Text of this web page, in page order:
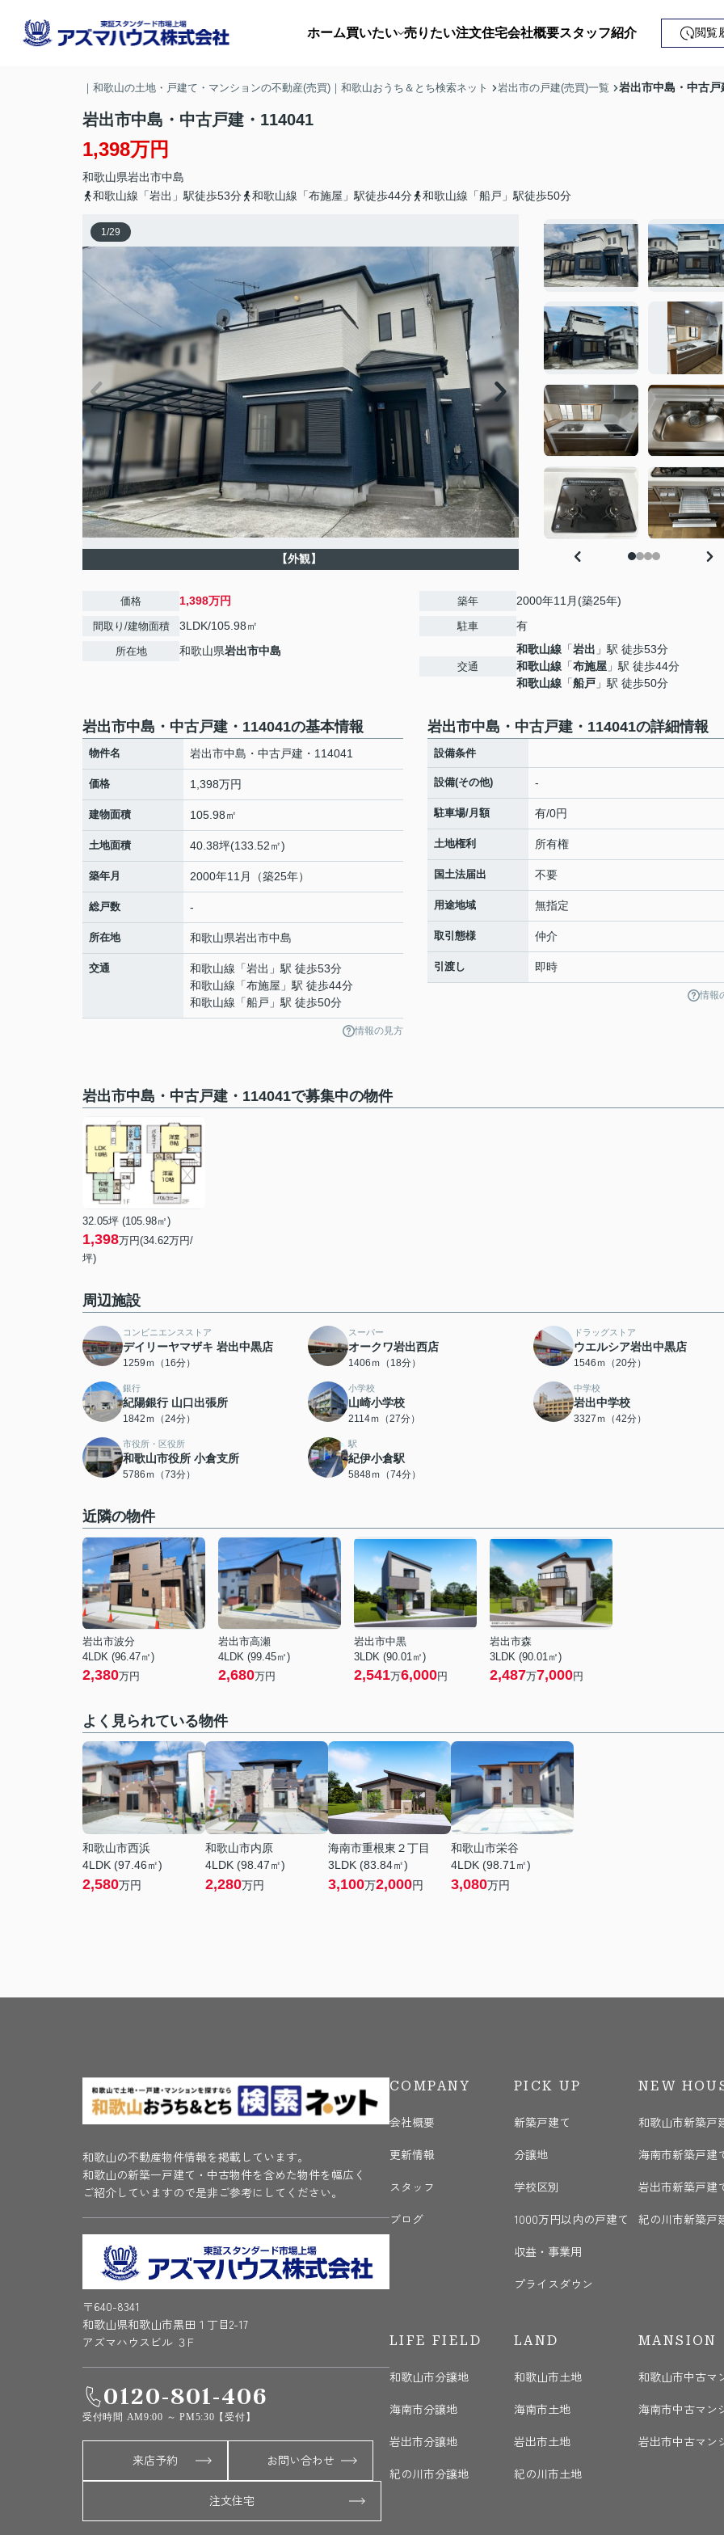
ホーム買いたい
収益・事業用
売りたい注文住宅会社概要スタッフ紹介 閲覧
｜和歌山の土地・戸建て・マンションの不動産(売買)｜和歌山おうち＆とち検索ネット 岩出市の戸建(売買)一覧 岩出市中島・中古
岩出市中島・中古戸建・114041
1,398万円
和歌山県岩出市中島
和歌山線「岩出」駅徒歩53分
和歌山線「布施屋」駅徒歩44分 和歌山線「船戸」駅徒歩50分
1 /29
【外観】
価格 1,398万円
間取り/建物面積 3LDK/105.98㎡
所在地 和歌山県岩出市中島
築年 2000年11月(築25年)
駐車 有
交通
和歌山線 「岩出 」駅 徒歩53分
和歌山線 「布施屋 」駅 徒歩44分
和歌山線 「船戸 」駅 徒歩50分
岩出市中島・中古戸建・114041の基本情報
物件名 岩出市中島・中古戸建・114041
価格 1,398万円
建物面積 105.98㎡
土地面積 40.38坪(133.52㎡)
築年月 2000年11月（築25年）
総戸数 -
所在地 和歌山県岩出市中島
交通 和歌山線 「岩出 」駅 徒歩53分
和歌山線 「布施屋 」駅 徒歩44分
和歌山線 「船戸 」駅 徒歩50分
情報の見方
岩出市中島・中古戸建・114041の詳細情報
設備条件
設備(その他) -
駐車場/月額 有/0円
土地権利 所有権
国土法届出 不要
用途地域 無指定
取引態様 仲介
引渡し 即時
情報
岩出市中島・中古戸建・114041で募集中の物件
32.05坪 (105.98㎡)
1,398万円(34.62万円/
坪)
周辺施設
コンビニエンスストア
デイリーヤマザキ 岩出中黒店
1259ｍ（16分）
スーパー
オークワ岩出西店
1406ｍ（18分）
ドラッグストア
ウエルシア岩出中黒店
1546ｍ（20分）
銀行
紀陽銀行 山口出張所
1842ｍ（24分）
小学校
山崎小学校
2114ｍ（27分）
中学校
岩出中学校
3327ｍ（42分）
市役所・区役所
和歌山市役所 小倉支所
5786ｍ（73分）
駅
紀伊小倉駅
5848ｍ（74分）
近隣の物件
岩出市波分
4LDK (96.47㎡)
2,380万円
岩出市高瀬
4LDK (99.45㎡)
2,680万円
岩出市中黒
3LDK (90.01㎡)
2,541万6,000円
岩出市森
3LDK (90.01㎡)
2,487万7,000円
よく見られている物件
和歌山市西浜
4LDK (97.46㎡)
2,580万円
和歌山市内原
4LDK (98.47㎡)
2,280万円
海南市重根東２丁目
3LDK (83.84㎡)
3,100万2,000円
和歌山市栄谷
4LDK (98.71㎡)
3,080万円
和歌山の不動産物件情報を掲載しています。
和歌山の新築一戸建て・中古物件を含めた物件を幅広く
ご紹介していますので是非ご参考にしてください。
〒640-8341
和歌山県和歌山市黒田１丁目2-17
アズマハウスビル ３F
0120-801-406
受付時間 AM9:00 ～ PM5:30【受付】
来店予約 お問い合わせ
注文住宅
COMPANY
会社概要
更新情報
スタッフ
ブログ
PICK UP
新築戸建て
分譲地
学校区別
1000万円以内の戸建て
収益・事業用
プライスダウン
NEW
和歌山市新築戸
海南市新築戸建
岩出市新築戸建
紀の川市新築戸
LIFE FIELD
和歌山市分譲地
海南市分譲地
岩出市分譲地
紀の川市分譲地
LAND
和歌山市土地
海南市土地
岩出市土地
紀の川市土地
MANSION
和歌山市中古マ
海南市中古マン
岩出市中古マン